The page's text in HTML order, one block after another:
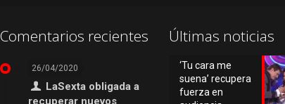
Comentarios recientes
26/04/2020
LaSexta obligada a
recuperar nuevos
Últimas noticias
‘Tu cara me
suena’ recupera
fuerza en